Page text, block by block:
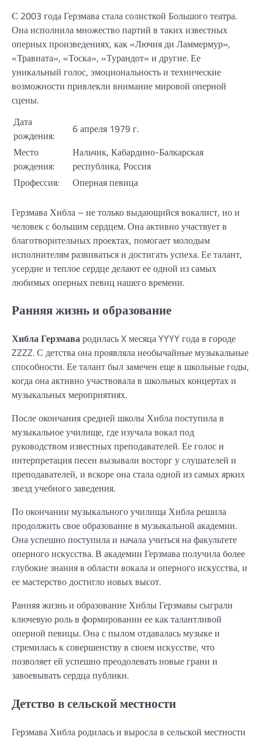
С 2003 года Герзмава стала солисткой Большого театра.
Она исполнила множество партий в таких известных
оперных произведениях, как «Лючия ди Ламмермур»,
«Травиата», «Тоска», «Турандот» и другие. Ее
уникальный голос, эмоциональность и технические
возможности привлекли внимание мировой оперной
сцены.
Дата
рождения:
6 апреля 1979 г.
Место
рождения:
Нальчик, Кабардино-Балкарская
республика, Россия
Профессия:
Оперная певица
Герзмава Хибла – не только выдающийся вокалист, но и
человек с большим сердцем. Она активно участвует в
благотворительных проектах, помогает молодым
исполнителям развиваться и достигать успеха. Ее талант,
усердие и теплое сердце делают ее одной из самых
любимых оперных певиц нашего времени.
Ранняя жизнь и образование
Хибла Герзмавародилась X месяца YYYY года в городе
ZZZZ. С детства она проявляла необычайные музыкальные
способности. Ее талант был замечен еще в школьные годы,
когда она активно участвовала в школьных концертах и
музыкальных мероприятиях.
После окончания средней школы Хибла поступила в
музыкальное училище, где изучала вокал под
руководством известных преподавателей. Ее голос и
интерпретация песен вызывали восторг у слушателей и
преподавателей, и вскоре она стала одной из самых ярких
звезд учебного заведения.
По окончании музыкального училища Хибла решила
продолжить свое образование в музыкальной академии.
Она успешно поступила и начала учиться на факультете
оперного искусства. В академии Герзмава получила более
глубокие знания в области вокала и оперного искусства, и
ее мастерство достигло новых высот.
Ранняя жизнь и образование Хиблы Герзмавы сыграли
ключевую роль в формировании ее как талантливой
оперной певицы. Она с пылом отдавалась музыке и
стремилась к совершенству в своем искусстве, что
позволяет ей успешно преодолевать новые грани и
завоевывать сердца публики.
Детство в сельской местности
Герзмава Хибла родилась и выросла в сельской местности